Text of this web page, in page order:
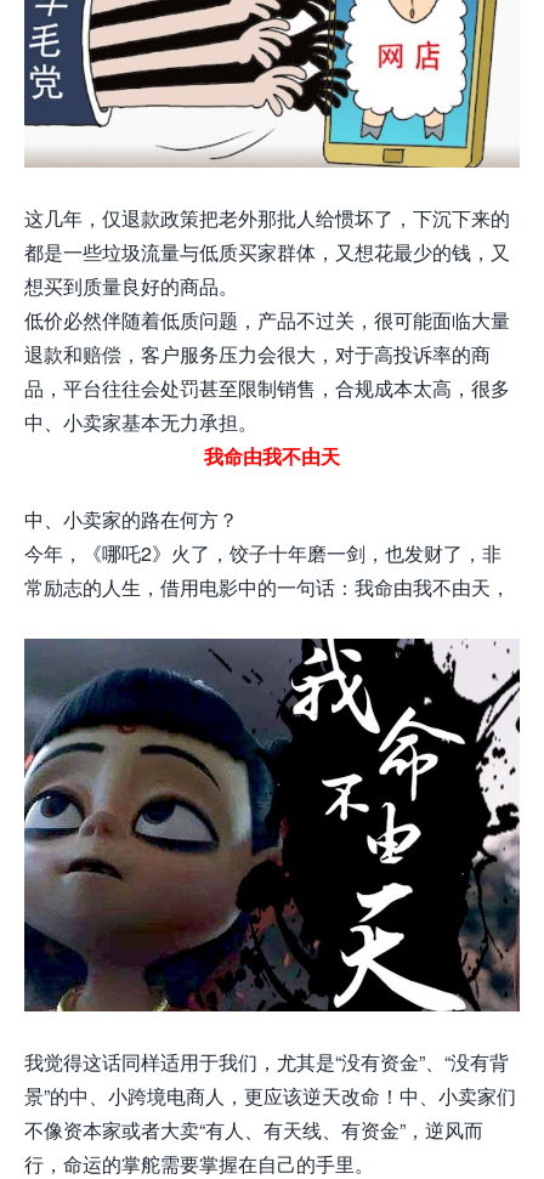
这几年，仅退款政策把老外那批人给惯坏了，下沉下来的
都是一些垃圾流量与低质买家群体，又想花最少的钱，又
想买到质量良好的商品。
低价必然伴随着低质问题，产品不过关，很可能面临大量
退款和赔偿，客户服务压力会很大，对于高投诉率的商
品，平台往往会处罚甚至限制销售，合规成本太高，很多
中、小卖家基本无力承担。
我命由我不由天
中、小卖家的路在何方？
今年，《哪吒2》火了，饺子十年磨一剑，也发财了，非
常励志的人生，借用电影中的一句话：我命由我不由天，
我觉得这话同样适用于我们，尤其是“没有资金”、“没有背
景”的中、小跨境电商人，更应该逆天改命！中、小卖家们
不像资本家或者大卖“有人、有天线、有资金”，逆风而
行，命运的掌舵需要掌握在自己的手里。